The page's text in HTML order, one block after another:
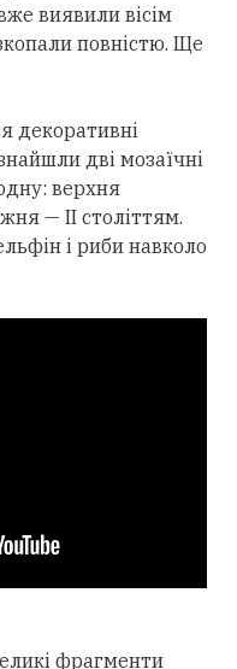
виявили вісім
повністю. Ще
декоративні
дві мозаїчні
верхня
— II століттям.
і риби навколо
фрагменти